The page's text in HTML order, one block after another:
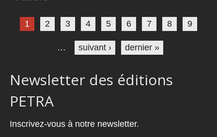
Pages
1 2 3 4 5 6 7 8 9
… suivant › dernier »
Newsletter des éditions
PETRA
Inscrivez-vous à notre newsletter.